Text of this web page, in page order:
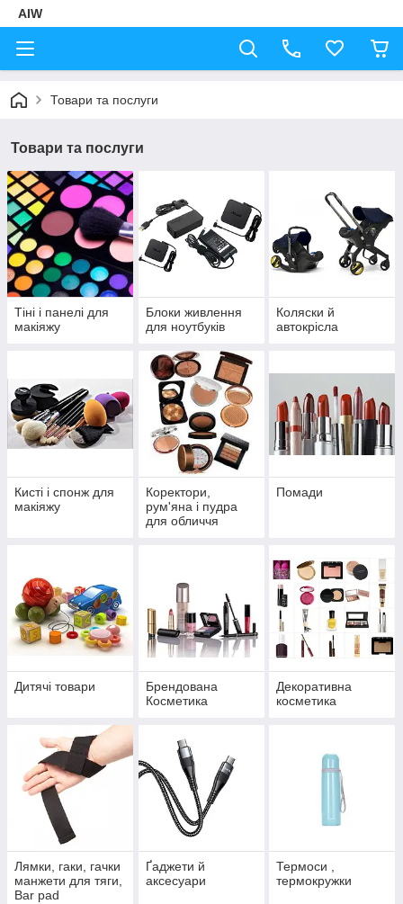
AIW
Товари та послуги
Товари та послуги
Тіні і панелі для
макіяжу
Блоки живлення
для ноутбуків
Коляски й
автокрісла
Кисті і спонж для
макіяжу
Коректори,
рум'яна і пудра
для обличчя
Помади
Дитячі товари
Брендована
Косметика
Декоративна
косметика
Лямки, гаки, гачки
манжети для тяги,
Bar pad
Ґаджети й
аксесуари
Термоси ,
термокружки